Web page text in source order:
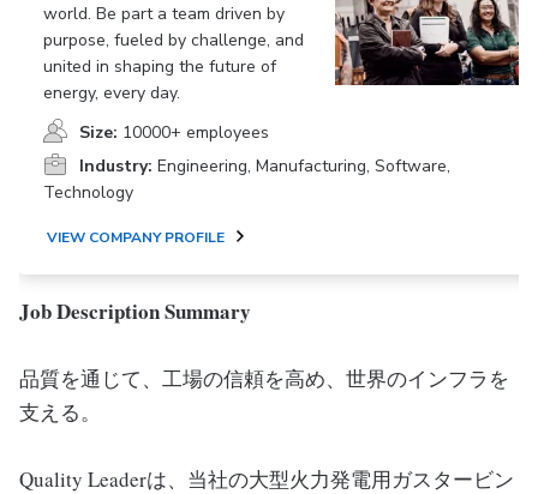
world. Be part a team driven by
purpose, fueled by challenge, and
united in shaping the future of
energy, every day.
Size: 10000+ employees
Industry: Engineering, Manufacturing, Software,
Technology
VIEW COMPANY PROFILE
Job Description Summary
品質を通じて、工場の信頼を高め、世界のインフラを
支える。
Quality Leaderは、当社の大型火力発電用ガスタービン